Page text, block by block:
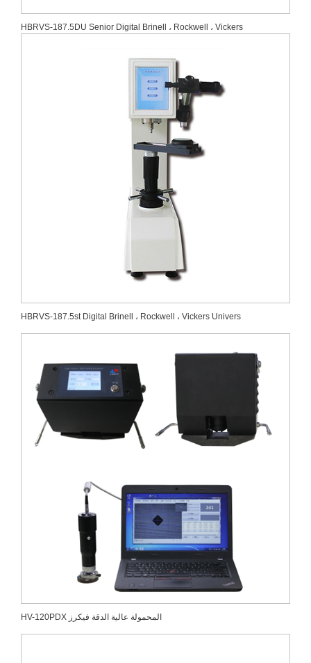
HBRVS-187.5DU Senior Digital Brinell ، Rockwell ، Vickers
HBRVS-187.5st Digital Brinell ، Rockwell ، Vickers Univers
HV-120PDX المحمولة عالية الدقة فيكرز